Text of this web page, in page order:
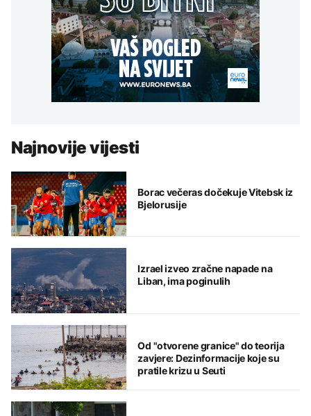
Najnovije vijesti
Borac večeras dočekuje Vitebsk iz
Bjelorusije
Izrael izveo zračne napade na
Liban, ima poginulih
Od "otvorene granice" do teorija
zavjere: Dezinformacije koje su
pratile krizu u Seuti